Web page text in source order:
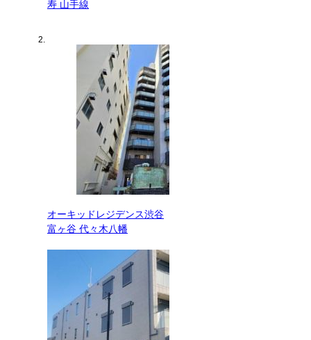
寿 山手線
オーキッドレジデンス渋谷
富ヶ谷 代々木八幡